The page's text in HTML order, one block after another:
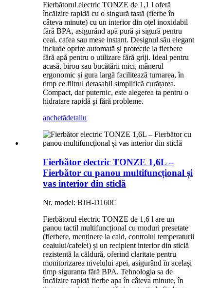
Fierbătorul electric TONZE de 1,1 l oferă
încălzire rapidă cu o singură tastă (fierbe în
câteva minute) cu un interior din oțel inoxidabil
fără BPA, asigurând apă pură și sigură pentru
ceai, cafea sau mese instant. Designul său elegant
include oprire automată și protecție la fierbere
fără apă pentru o utilizare fără griji. Ideal pentru
acasă, birou sau bucătării mici, mânerul
ergonomic și gura largă facilitează turnarea, în
timp ce filtrul detașabil simplifică curățarea.
Compact, dar puternic, este alegerea ta pentru o
hidratare rapidă și fără probleme.
anchetădetaliu
Fierbător electric TONZE 1,6L –
Fierbător cu panou multifuncțional și
vas interior din sticlă
Nr. model: BJH-D160C
Fierbătorul electric TONZE de 1,6 l are un
panou tactil multifuncțional cu moduri presetate
(fierbere, menținere la cald, controlul temperaturii
ceaiului/cafelei) și un recipient interior din sticlă
rezistentă la căldură, oferind claritate pentru
monitorizarea nivelului apei, asigurând în același
timp siguranța fără BPA. Tehnologia sa de
încălzire rapidă fierbe apa în câteva minute, în